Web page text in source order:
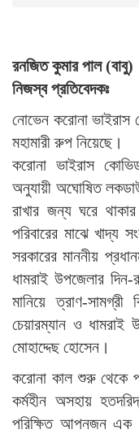
রনজিত কুমার পাল (বাবু)
নিজস্ব প্রতিবেদকঃ
নোভেন করোনা ভাইরাস
মহামারী রুপ নিয়েছে।
করোনা ভাইরাস
অনুযায়ী অঘোষিত
রাখার জন্য ঘরে
পরিবারের মাঝে খাদ্য
সরকারের মাননীয়
ধামরাই উপজেলার দিন-
মানিয়ে ত্রাণ-
চেয়ারম্যান ও
মোহাদ্দেছ হোসেন।
করোনা কাল শুরু থেকে
কর্মহীন অসহায়
পরিক্ষিত আপনজন এক